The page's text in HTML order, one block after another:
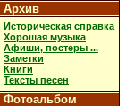
Архив
Историческая справка
Хорошая музыка
Афиши, постеры ...
Заметки
Книги
Тексты песен
Фотоальбом